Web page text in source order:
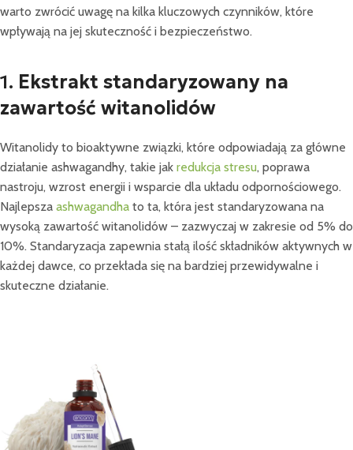
warto zwrócić uwagę na kilka kluczowych czynników, które
wpływają na jej skuteczność i bezpieczeństwo.
1. Ekstrakt standaryzowany na
zawartość witanolidów
Witanolidy to bioaktywne związki, które odpowiadają za główne
działanie ashwagandhy, takie jak redukcja stresu, poprawa
nastroju, wzrost energii i wsparcie dla układu odpornościowego.
Najlepsza ashwagandha to ta, która jest standaryzowana na
wysoką zawartość witanolidów – zazwyczaj w zakresie od 5% do
10%. Standaryzacja zapewnia stałą ilość składników aktywnych w
każdej dawce, co przekłada się na bardziej przewidywalne i
skuteczne działanie.